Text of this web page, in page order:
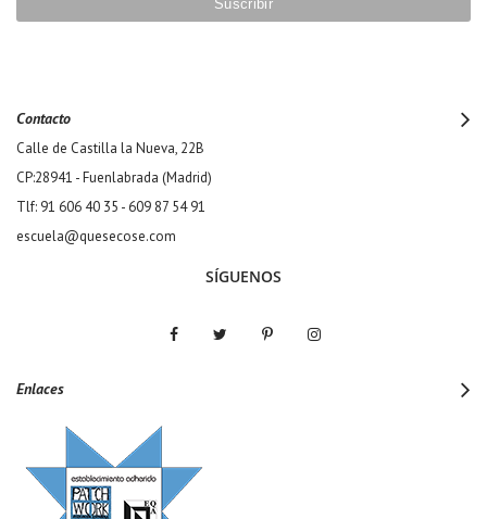
Contacto
Calle de Castilla la Nueva, 22B
CP:28941 - Fuenlabrada (Madrid)
Tlf: 91 606 40 35 - 609 87 54 91
escuela@quesecose.com
SÍGUENOS
Enlaces